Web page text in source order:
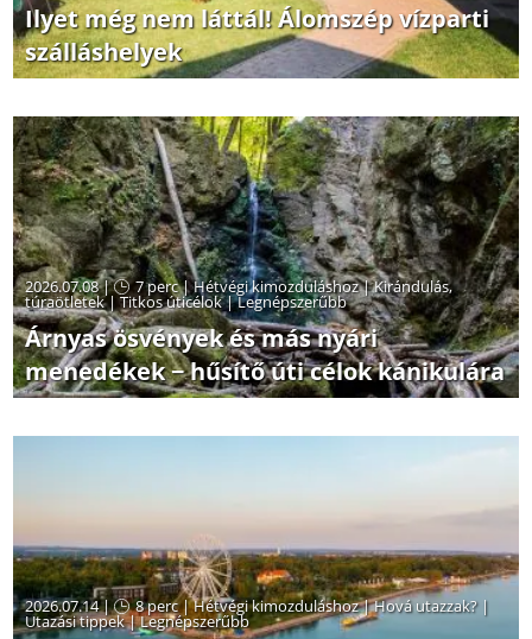
Ilyet még nem láttál! Álomszép vízparti
szálláshelyek
2026.07.08 | 7 perc|Hétvégi kimozduláshoz|Kirándulás,
túraötletek|Titkos úticélok|Legnépszerűbb
Árnyas ösvények és más nyári
menedékek − hűsítő úti célok kánikulára
2026.07.14 | 8 perc|Hétvégi kimozduláshoz|Hová utazzak? |
Utazási tippek|Legnépszerűbb